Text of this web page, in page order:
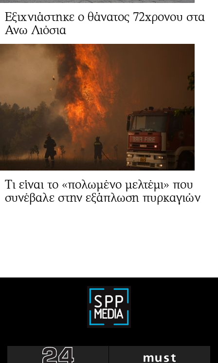
Εξιχνιάστηκε ο θάνατος 72χρονου στα
Ανω Λιόσια
Τι είναι το «πολωμένο μελτέμι» που
συνέβαλε στην εξάπλωση πυρκαγιών